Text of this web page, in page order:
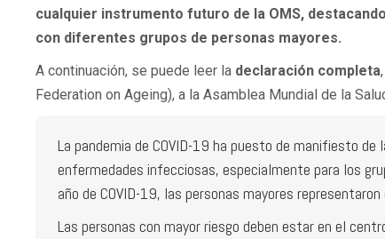
cualquier instrumento futuro de la OMS,
con diferentes grupos de personas mayores.
A continuación, se puede leer la declaración completa
Federation on Ageing), a la Asamblea Mundial de la
La pandemia de COVID-19 ha puesto de manifiesto
enfermedades infecciosas, especialmente para los
año de COVID-19, las personas mayores
Las personas con mayor riesgo deben estar en el